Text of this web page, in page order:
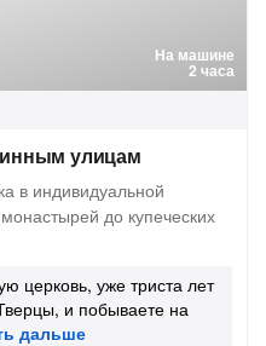
На машине
2 часа
улицам
в индивидуальной
до купеческих
церковь, уже триста лет
и побываете на